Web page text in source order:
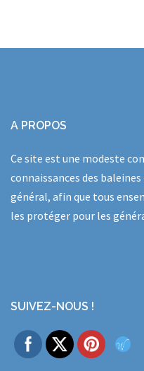
A PROPOS
Ce site est une modeste
connaissances des
général, afin que tous
les protéger pour les
SUIVEZ-NOUS !